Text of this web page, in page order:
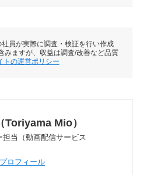
員が実際に調査・検証を行い作成
みますが、収益は調査/改善など品質
トの運営ポリシー
Toriyama Mio）
担当（動画配信サービス
ロフィール